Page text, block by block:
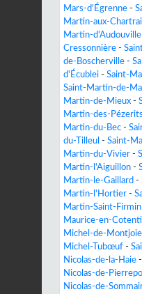
Mars-d'Égrenne -
Martin-aux-
Martin-d'Audouville
Cressonnière -
de-Boscherville -
d'Écublei - Saint-
Saint-Martin-de-
Martin-de-Mieux -
Martin-des-Pézerits
Martin-du-Bec -
du-Tilleul - Saint-
Martin-du-Vivier -
Martin-l'Aiguillon -
Martin-le-Gaillard -
Martin-l'Hortier -
Martin-Saint-Firmin
Maurice-en-
Michel-de-Montjoie
Michel-Tubœuf -
Nicolas-de-la-Haie -
Nicolas-de-
Nicolas-de-